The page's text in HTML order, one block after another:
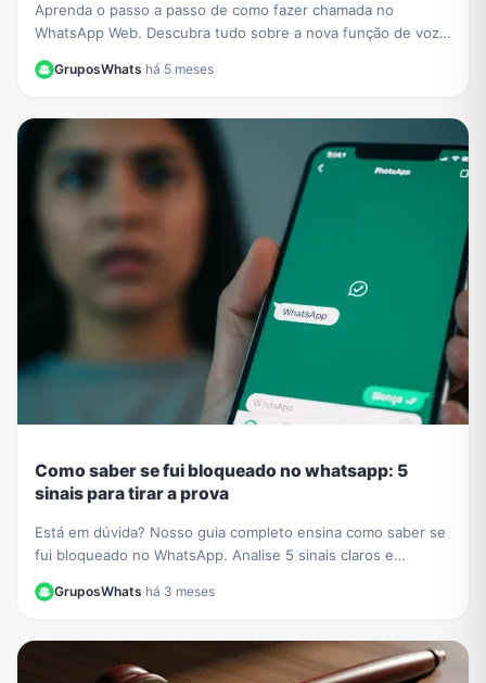
Aprenda o passo a passo de como fazer chamada no
WhatsApp Web. Descubra tudo sobre a nova função de voz
GruposWhats·há 5 meses
Como saber se fui bloqueado no whatsapp: 5
sinais para tirar a prova
Está em dúvida? Nosso guia completo ensina como saber se
fui bloqueado no WhatsApp. Analise 5 sinais claros e
descubra o método definitivo para confirmar.
GruposWhats·há 3 meses